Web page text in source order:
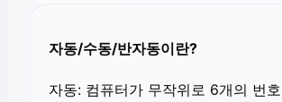
자동/수동/반자동이란?
자동: 컴퓨터가 무작위로 6개의 번